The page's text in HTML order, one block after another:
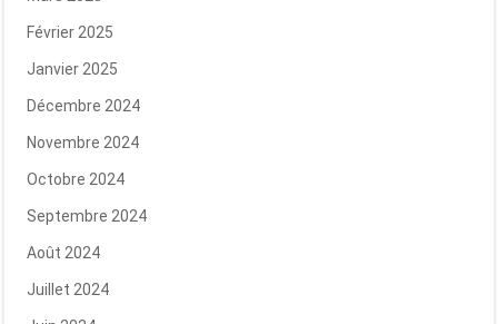
Février 2025
Janvier 2025
Décembre 2024
Novembre 2024
Octobre 2024
Septembre 2024
Août 2024
Juillet 2024